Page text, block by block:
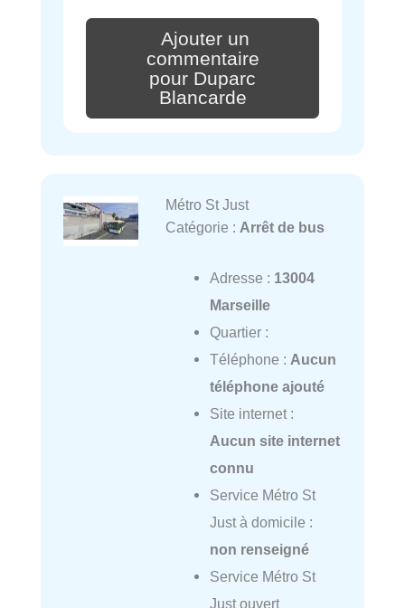
Ajouter un
commentaire
pour Duparc
Blancarde
Métro St Just
Catégorie : Arrêt de bus
Adresse : 13004
Marseille
Quartier :
Téléphone : Aucun
téléphone ajouté
Site internet :
Aucun site internet
connu
Service Métro St
Just à domicile :
non renseigné
Service Métro St
Just ouvert